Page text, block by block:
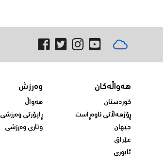
هەواڵەکان
کوردستان
ڕۆژهەڵاتی ناوەڕاست
جیهان
عێراق
ئابوری
وەرزش
هەواڵ
ڕاپۆرتی وەرزشی
وتاری وەرزشی